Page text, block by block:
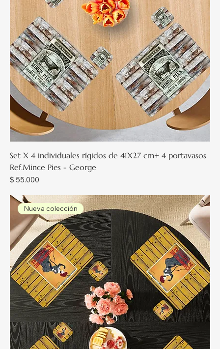
Set X 4 individuales rígidos de 41X27 cm+ 4 portavasos
Ref.Mince Pies - George
Precio
$ 55.000
Nueva colección